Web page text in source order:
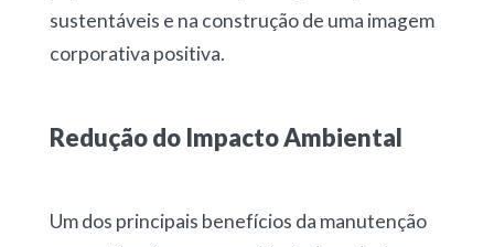
sustentáveis e na construção de uma imagem
corporativa positiva.
Redução do Impacto Ambiental
Um dos principais benefícios da manutenção